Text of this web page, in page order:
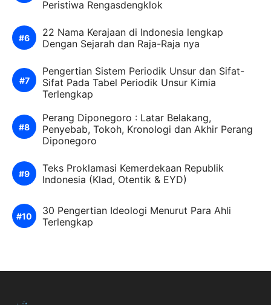
Peristiwa Rengasdengklok
22 Nama Kerajaan di Indonesia lengkap
Dengan Sejarah dan Raja-Raja nya
Pengertian Sistem Periodik Unsur dan Sifat-
Sifat Pada Tabel Periodik Unsur Kimia
Terlengkap
Perang Diponegoro : Latar Belakang,
Penyebab, Tokoh, Kronologi dan Akhir Perang
Diponegoro
Teks Proklamasi Kemerdekaan Republik
Indonesia (Klad, Otentik & EYD)
30 Pengertian Ideologi Menurut Para Ahli
Terlengkap